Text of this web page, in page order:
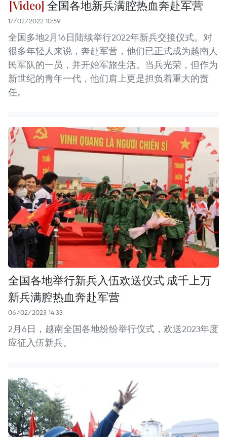
全国各地新兵满腔热血奔赴军营
17/02/2022 10:59
全国多地2月16日陆续举行2022年新兵交接仪式。对
很多年轻人来说，奔赴军营，他们已正式成为越南人
民军队的一员，并开始军旅生活。当兵光荣，但作为
新世纪的青年一代，他们肩上更是担负着重大的责
任。
全国各地举行新兵入伍欢送仪式 成千上万
新兵满腔热血奔赴军营
06/02/2023 14:33
2月6日，越南全国各地纷纷举行仪式，欢送2023年度
应征入伍新兵。